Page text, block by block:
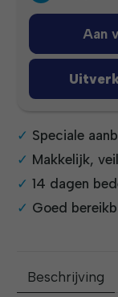
Aan
Speciale
Makkelijk,
14 dagen
Goed
Beschrijving